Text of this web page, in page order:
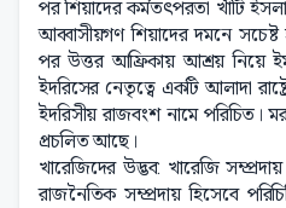
পর শিয়াদের কর্মতৎপরতা খাঁটি
আব্বাসীয়গণ শিয়াদের দমনে সচেষ্ট
পর উত্তর আফ্রিকায় আশ্রয় নিয়ে
ইদরিসের নেতৃত্বে একটি আলাদা
ইদরিসীয় রাজবংশ নামে
প্রচলিত আছে।
খারেজিদের উদ্ভব: খারেজি
রাজনৈতিক সম্প্রদায় হিসেবে